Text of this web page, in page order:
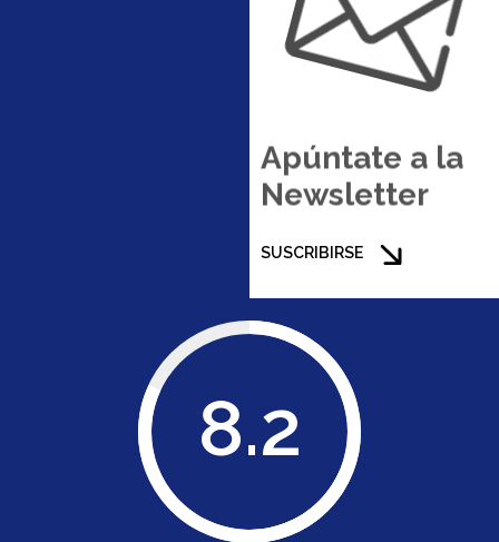
Apúntate a la
Newsletter
SUSCRIBIRSE
8.2